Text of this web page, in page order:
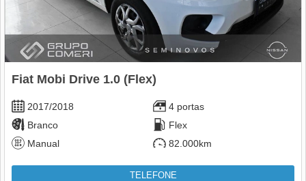
Fiat Mobi Drive 1.0 (Flex)
2017/2018
4 portas
Branco
Flex
Manual
82.000km
TELEFONE